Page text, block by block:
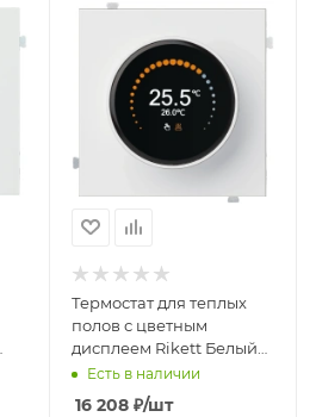
Термостат для теплых
полов с цветным
дисплеем Rikett Белый
сатин 32233 MW
Есть в наличии
16 208₽/шт